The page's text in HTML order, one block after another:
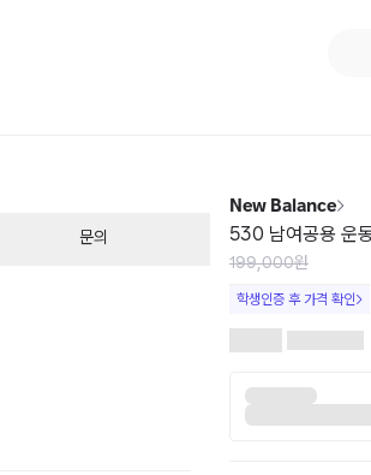
문의
New Balance
530 남여공용 운
199,000원
학생인증 후 가격 확인